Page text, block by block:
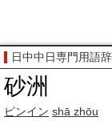
日中中日専門用語
砂洲
ピンイン shā zhōu